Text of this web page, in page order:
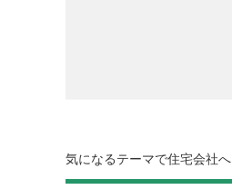
気になるテーマで住宅会社へ